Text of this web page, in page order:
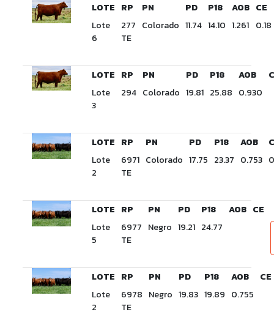
LOTE RP PN PD P18 AOB CE
Lote
6
277
TE
Colorado 11.74 14.10 1.261 0.18
LOTE RP PN PD P18 AOB
Lote
3
294 Colorado 19.81 25.88 0.930
LOTE RP PN PD P18 AOB
Lote
2
6971
TE
Colorado 17.75 23.37 0.753
LOTE RP PN PD P18 AOB CE
Lote
5
6977
TE
Negro 19.21 24.77
LOTE RP PN PD P18 AOB
CE
Lote
2
6978
TE
Negro 19.83 19.89 0.755